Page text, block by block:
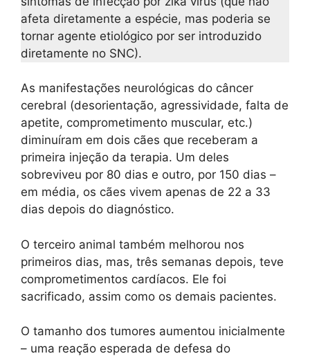
afeta diretamente a espécie, mas poderia se
tornar agente etiológico por ser introduzido
diretamente no SNC).
As manifestações neurológicas do câncer
cerebral (desorientação, agressividade, falta de
apetite, comprometimento muscular, etc.)
diminuíram em dois cães que receberam a
primeira injeção da terapia. Um deles
sobreviveu por 80 dias e outro, por 150 dias –
em média, os cães vivem apenas de 22 a 33
dias depois do diagnóstico.
O terceiro animal também melhorou nos
primeiros dias, mas, três semanas depois, teve
comprometimentos cardíacos. Ele foi
sacrificado, assim como os demais pacientes.
O tamanho dos tumores aumentou inicialmente
– uma reação esperada de defesa do